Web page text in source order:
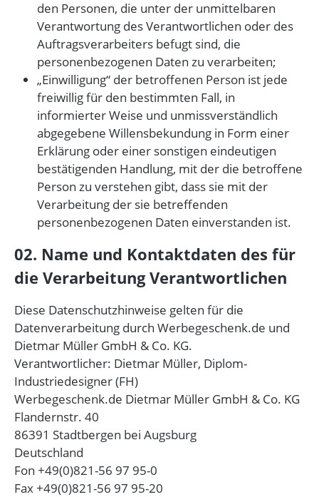
den Personen, die unter der unmittelbaren
Verantwortung des Verantwortlichen oder des
Auftragsverarbeiters befugt sind, die
personenbezogenen Daten zu verarbeiten;
„Einwilligung“ der betroffenen Person ist jede
freiwillig für den bestimmten Fall, in
informierter Weise und unmissverständlich
abgegebene Willensbekundung in Form einer
Erklärung oder einer sonstigen eindeutigen
bestätigenden Handlung, mit der die betroffene
Person zu verstehen gibt, dass sie mit der
Verarbeitung der sie betreffenden
personenbezogenen Daten einverstanden ist.
02. Name und Kontaktdaten des für
die Verarbeitung Verantwortlichen
Diese Datenschutzhinweise gelten für die
Datenverarbeitung durch Werbegeschenk.de und
Dietmar Müller GmbH & Co. KG.
Verantwortlicher: Dietmar Müller, Diplom-
Industriedesigner (FH)
Werbegeschenk.de Dietmar Müller GmbH & Co. KG
Flandernstr. 40
86391 Stadtbergen bei Augsburg
Deutschland
Fon +49(0)821-56 97 95-0
Fax +49(0)821-56 97 95-20